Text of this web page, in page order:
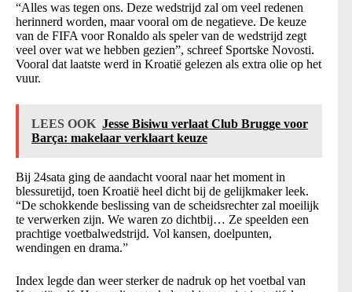
“Alles was tegen ons. Deze wedstrijd zal om veel redenen
herinnerd worden, maar vooral om de negatieve. De keuze
van de FIFA voor Ronaldo als speler van de wedstrijd zegt
veel over wat we hebben gezien”, schreef Sportske Novosti.
Vooral dat laatste werd in Kroatië gelezen als extra olie op het
vuur.
LEES OOK Jesse Bisiwu verlaat Club Brugge voor
Barça: makelaar verklaart keuze
Bij 24sata ging de aandacht vooral naar het moment in
blessuretijd, toen Kroatië heel dicht bij de gelijkmaker leek.
“De schokkende beslissing van de scheidsrechter zal moeilijk
te verwerken zijn. We waren zo dichtbij… Ze speelden een
prachtige voetbalwedstrijd. Vol kansen, doelpunten,
wendingen en drama.”
Index legde dan weer sterker de nadruk op het voetbal van